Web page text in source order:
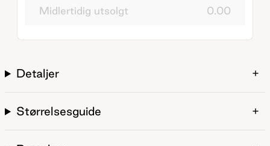
Midlertidig utsolgt 0.00
Detaljer
Størrelsesguide